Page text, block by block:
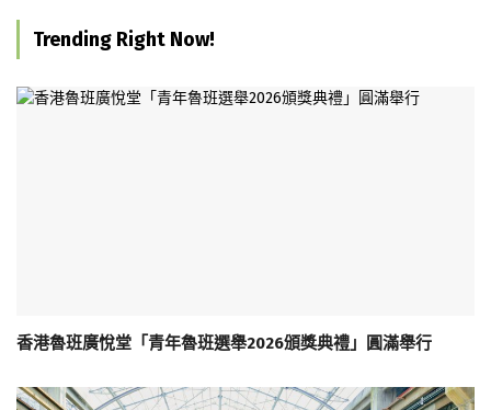
Trending Right Now!
香港魯班廣悅堂「青年魯班選舉2026頒獎典禮」圓滿舉行